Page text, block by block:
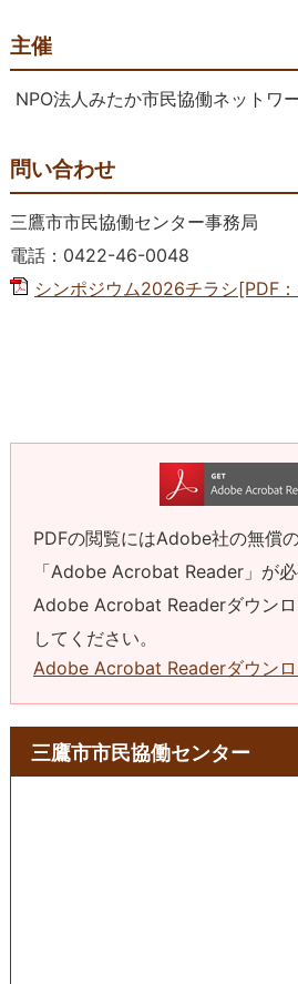
主催
NPO法人みたか市民協働ネットワ
問い合わせ
三鷹市市民協働センター事務局
電話：0422-46-0048
シンポジウム2026チラシ[PDF
PDFの閲覧にはAdobe社の無償
「Adobe Acrobat Reader」が
Adobe Acrobat Readerダウン
してください。
Adobe Acrobat Readerダウンロ
三鷹市市民協働センター